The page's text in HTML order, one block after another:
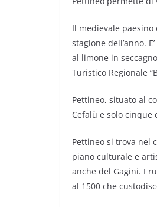
Il medievale paesino
stagione dell’anno.
al limone in
Turistico Regionale
Pettineo, situato al
Cefalù e solo cinque
Pettineo si trova nel
piano culturale e
anche del Gagini. I
al 1500 che